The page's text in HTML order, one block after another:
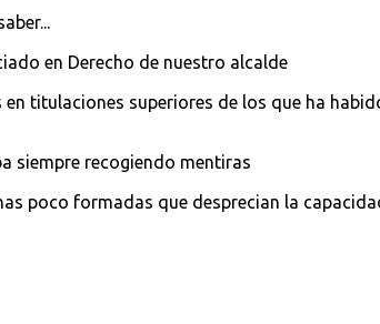
en Derecho de nuestro alcalde
titulaciones superiores de los que ha
siempre recogiendo mentiras
poco formadas que desprecian la